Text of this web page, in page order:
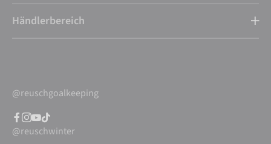
Händlerbereich
@reuschgoalkeeping
@reuschwinter